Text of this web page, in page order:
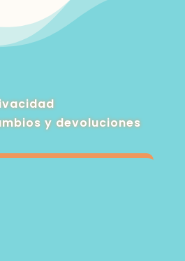
y devoluciones